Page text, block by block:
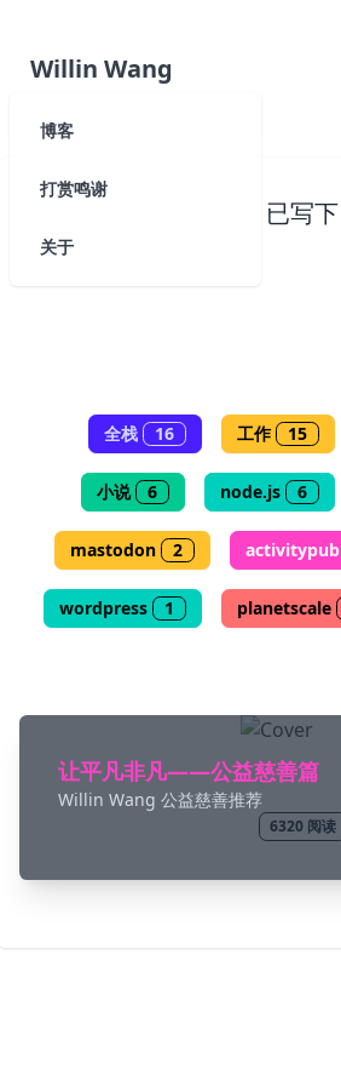
博客
打赏鸣谢
关于
Willin Wang
已写下
全栈 16 工作 15
小说 6 node.js 6
mastodon 2 activitypub
wordpress 1 planetscale
让平凡非凡——公益慈善篇
Willin Wang 公益慈善推荐
6320 阅读